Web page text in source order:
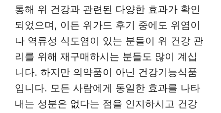
통해 위 건강과 관련된 다양한 효과가 확인
되었으며, 이든 위가드 후기 중에도 위염이
나 역류성 식도염이 있는 분들이 위 건강 관
리를 위해 재구매하시는 분들도 많이 계십
니다. 하지만 의약품이 아닌 건강기능식품
입니다. 모든 사람에게 동일한 효과를 나타
내는 성분은 없다는 점을 인지하시고 건강